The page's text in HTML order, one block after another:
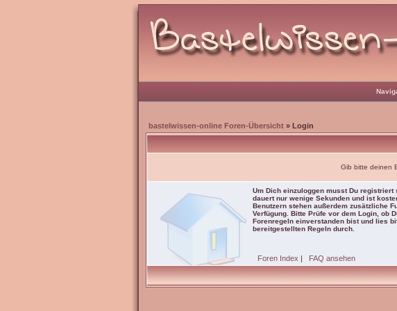
bastelwissen-online Foren-Übersicht » Login
Gib bitte deinen
Um Dich einzuloggen musst Du registriert
dauert nur wenige Sekunden und ist
Benutzern stehen außerdem zusätzliche
Verfügung. Bitte Prüfe vor dem Login, ob
Forenregeln einverstanden bist und lies
bereitgestellten Regeln durch.
Foren Index | FAQ ansehen